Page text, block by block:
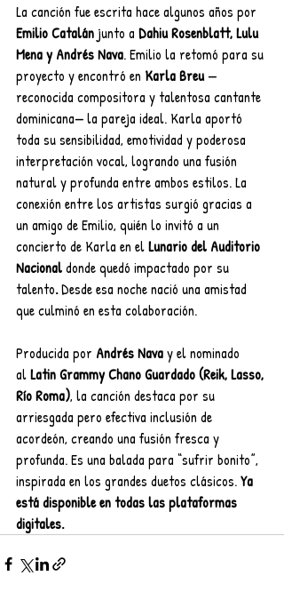
La canción fue escrita hace algunos años por
Emilio Catalán junto a Dahiu Rosenblatt, Lulu
Mena y Andrés Nava. Emilio la retomó para su
proyecto y encontró en Karla Breu —
reconocida compositora y talentosa cantante
dominicana— la pareja ideal. Karla aportó
toda su sensibilidad, emotividad y poderosa
interpretación vocal, logrando una fusión
natural y profunda entre ambos estilos. La
conexión entre los artistas surgió gracias a
un amigo de Emilio, quién lo invitó a un
concierto de Karla en el Lunario del Auditorio
Nacional donde quedó impactado por su
talento. Desde esa noche nació una amistad
que culminó en esta colaboración.
Producida por Andrés Nava y el nominado
al Latin Grammy Chano Guardado (Reik, Lasso,
Río Roma), la canción destaca por su
arriesgada pero efectiva inclusión de
acordeón, creando una fusión fresca y
profunda. Es una balada para “sufrir bonito”,
inspirada en los grandes duetos clásicos. Ya
está disponible en todas las plataformas
digitales.